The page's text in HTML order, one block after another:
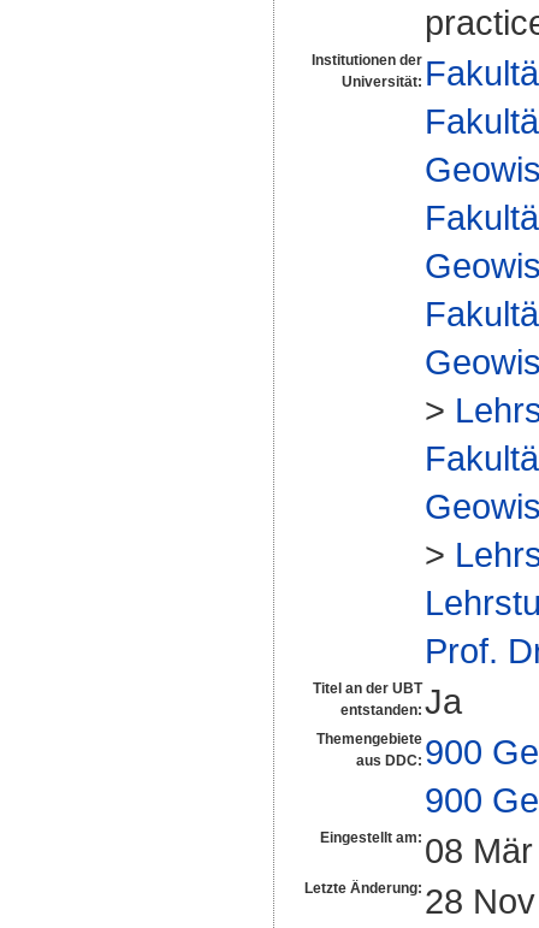
Institutionen der
Universität:
>
>
Prof.
Titel an der UBT
entstanden: Ja
Themengebiete
aus DDC: 900
900
Eingestellt am: 08
Letzte Änderung: 28